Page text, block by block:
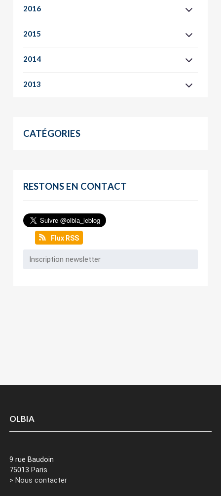
2016
2015
2014
2013
CATÉGORIES
RESTONS EN CONTACT
Flux RSS
OLBIA
9 rue Baudoin
75013 Paris
> Nous contacter